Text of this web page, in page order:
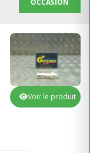
OCCASION
Voir le produit